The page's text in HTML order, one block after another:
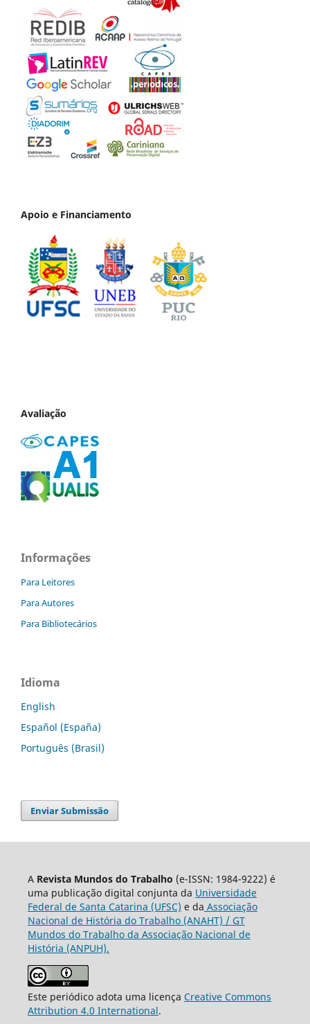
Apoio e Financiamento
Avaliação
Informações
Para Leitores
Para Autores
Para Bibliotecários
Idioma
English
Español (España)
Português (Brasil)
Enviar Submissão
A Revista Mundos do Trabalho (e-ISSN: 1984-9222) é
uma publicação digital conjunta da Universidade
Federal de Santa Catarina (UFSC) e da Associação
Nacional de História do Trabalho (ANAHT) / GT
Mundos do Trabalho da Associação Nacional de
História (ANPUH).
Este periódico adota uma licença Creative Commons
Attribution 4.0 International.